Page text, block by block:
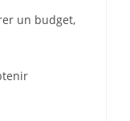
un budget,